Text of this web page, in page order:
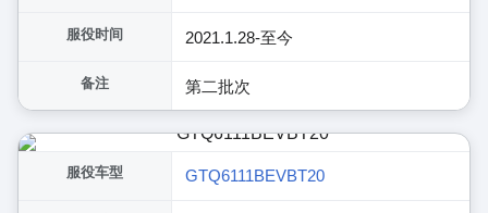
服役时间 2021.1.28-至今
备注 第二批次
服役车型 GTQ6111BEVBT20